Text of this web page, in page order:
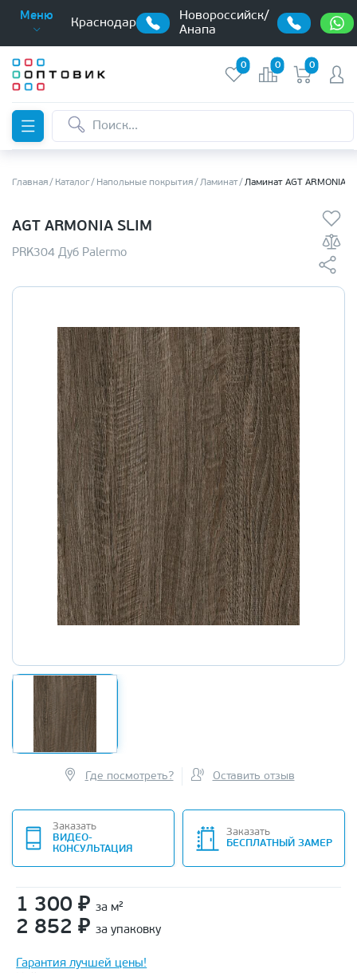
Меню
Краснодар
Новороссийск/
Анапа
0 0 0
Главная Каталог Напольные покрытия Ламинат Ламинат AGT ARMONIA
AGT ARMONIA SLIM
PRK304 Дуб Palermo
Где посмотреть? Оставить отзыв
Заказать
ВИДЕО-
КОНСУЛЬТАЦИЯ
Заказать
БЕСПЛАТНЫЙ ЗАМЕР
1 300 ₽ за м²
2 852 ₽ за упаковку
Гарантия лучшей цены!